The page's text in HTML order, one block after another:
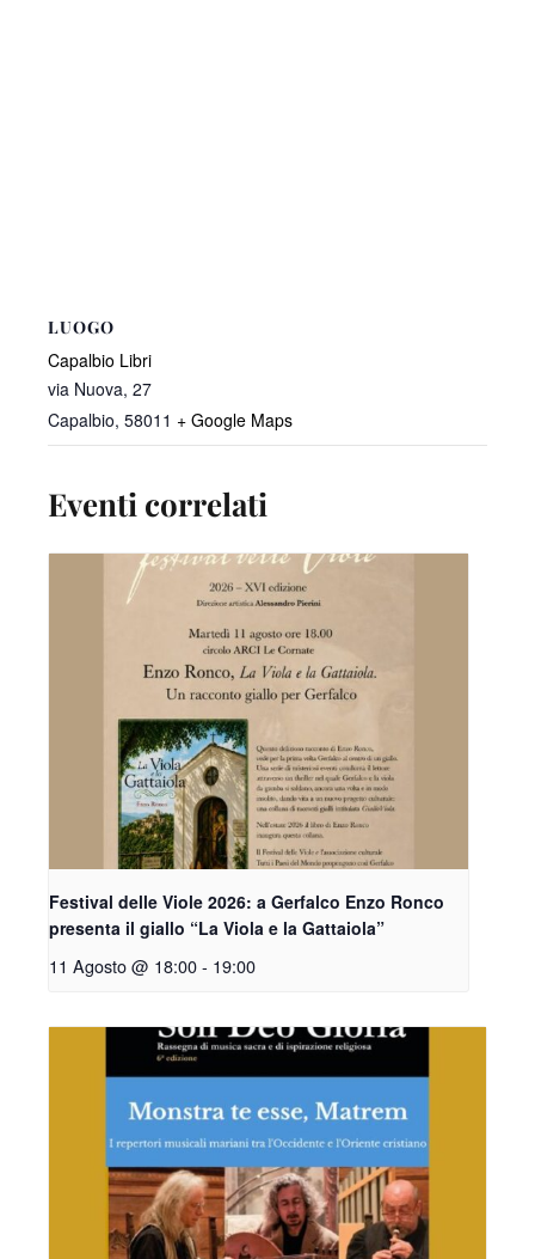
LUOGO
Capalbio Libri
via Nuova, 27
Capalbio, 58011 + Google Maps
Eventi correlati
Festival delle Viole 2026: a Gerfalco Enzo Ronco
presenta il giallo “La Viola e la Gattaiola”
11 Agosto @ 18:00- 19:00